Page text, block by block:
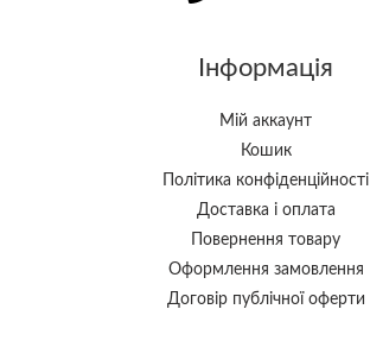
Інформація
Мій аккаунт
Кошик
Політика конфіденційності
Доставка і оплата
Повернення товару
Оформлення замовлення
Договір публічної оферти